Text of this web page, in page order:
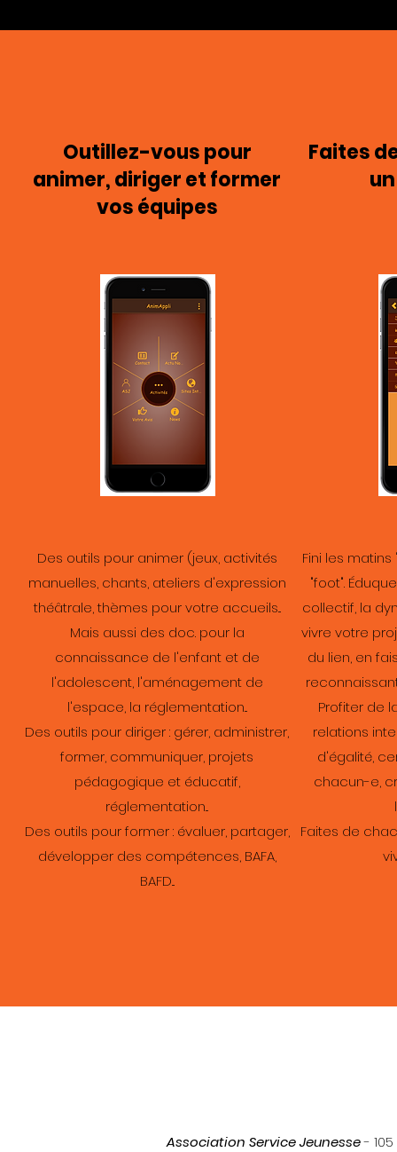
Outillez-vous pour
animer, diriger et former
vos équipes
Des outils pour animer (jeux, activités
manuelles, chants, ateliers d'expression
théâtrale, thèmes pour votre accueils...
Mais aussi des doc. pour la
connaissance de l'enfant et de
l'adolescent, l'aménagement de
l'espace, la réglementation...
Des outils pour diriger : gérer, administrer,
former, communiquer, projets
pédagogique et éducatif,
réglementation...
Des outils pour former : évaluer, partager,
développer des compétences, BAFA,
BAFD...
Faites
Fini les
"foot".
collectif, la
vivre votre
du lien, en
Profiter de
relations
d'égalité,
chacun-e,
Faites de
Association Service Jeunesse-